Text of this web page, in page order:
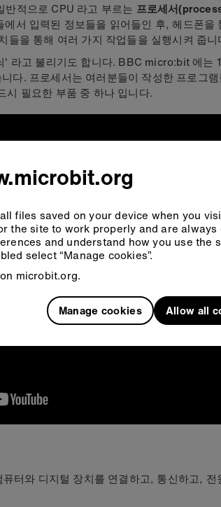
적으로 CPU 라고 부르는 프로세서
서 입력된 정보들을 읽어들인 후, 헤드폰을
들을 통해 여러 가지 작업들을 실행시켜 줍니
' 라고 불리기도 합니다. BBC micro:bit 에는
다. 프로세서는 여러분들이 작성한 프로그
필요한 부품 중 하나 입니다.
터와 디지털 장치를 연결하고, 통신하고, 전
files saved on your device when you
the site to work properly and are always
and understand how you use the
select “Manage cookies”.
microbit.org.
Manage cookies Allow all